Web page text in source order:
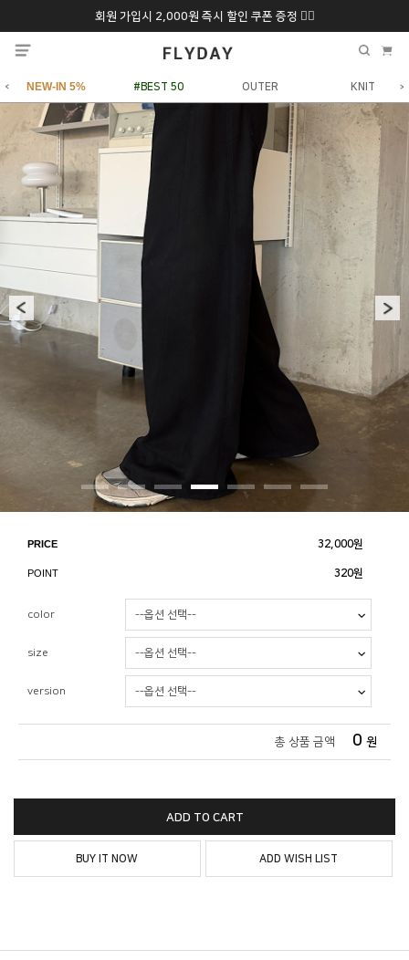
회원 가입시 2,000원 즉시 할인 쿠폰 증정 ❤️‍🔥
추석 특별 할인 10~20% 9/6 화 ~ 9/12월
NEW-IN 5% #BEST 50 OUTER KNIT
PRICE 32,000원
POINT 320원
color
size
version
총 상품 금액 0 원
ADD TO CART
BUY IT NOW ADD WISH LIST